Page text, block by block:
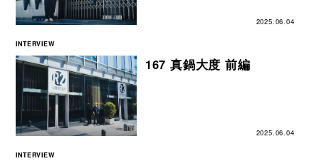
2025.06.04
INTERVIEW
167 真鍋大度 前編
2025.06.04
INTERVIEW